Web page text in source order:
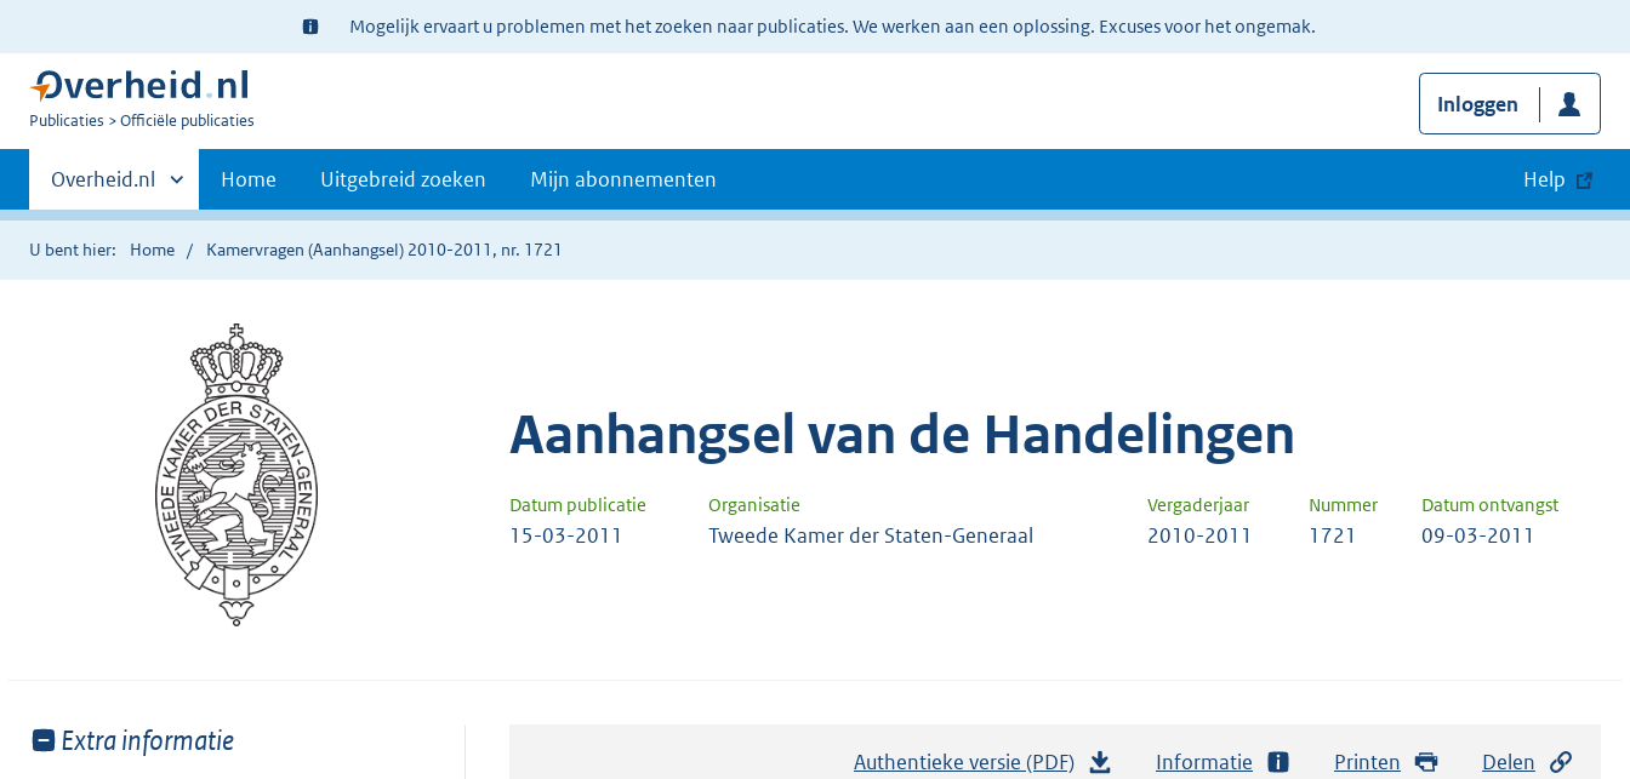
Ter
informatie:
Mogelijk ervaart u problemen met het zoeken naar publicaties. We werken aan een oplossing. Excuses voor het ongemak.
U
Publicaties Officiële publicaties
Inloggen
Primaire
navigatie
Andere
sites
binnen
Overheid.nl Home Uitgebreid zoeken Mijn abonnementen Help
U bent hier: Home Kamervragen (Aanhangsel) 2010-2011, nr. 1721
Aanhangsel van de Handelingen
Datum publicatie Organisatie Vergaderjaar Nummer Datum ontvangst
15-03-2011 Tweede Kamer der Staten-Generaal 2010-2011 1721 09-03-2011
Toon
Extra informatie
Authentieke versie (PDF) Informatie Printen Delen